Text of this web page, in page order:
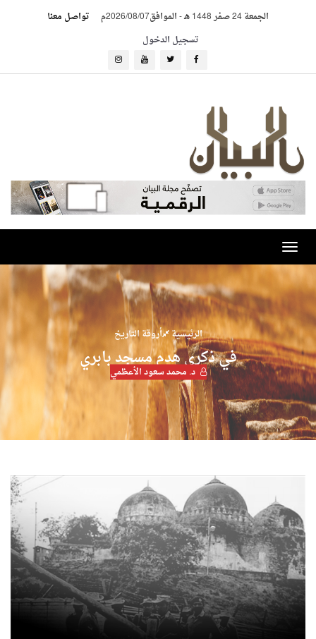
الجمعة 24 صفر 1448 هـ -الموافق2026/08/07م
تواصل معنا
تسجيل الدخول
Toggle
navigation
الرئيسية أروقة التاريخ
في ذكرى هدم مسجد بابري
د. محمد سعود الأعظمي